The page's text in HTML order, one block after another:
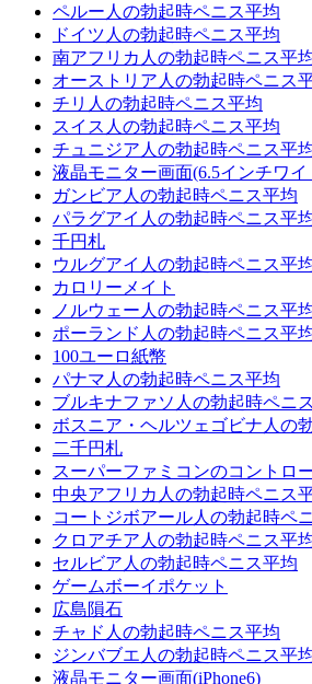
ペルー人の勃起時ペニス平均
ドイツ人の勃起時ペニス平均
南アフリカ人の勃起時ペニス平
オーストリア人の勃起時ペニス
チリ人の勃起時ペニス平均
スイス人の勃起時ペニス平均
チュニジア人の勃起時ペニス平
液晶モニター画面(6.5インチワイ
ガンビア人の勃起時ペニス平均
パラグアイ人の勃起時ペニス平
千円札
ウルグアイ人の勃起時ペニス平
カロリーメイト
ノルウェー人の勃起時ペニス平
ポーランド人の勃起時ペニス平
100ユーロ紙幣
パナマ人の勃起時ペニス平均
ブルキナファソ人の勃起時ペニ
ボスニア・ヘルツェゴビナ人の
二千円札
スーパーファミコンのコントロ
中央アフリカ人の勃起時ペニス
コー​​トジボアール人の勃起時ペ
クロアチア人の勃起時ペニス平
セルビア人の勃起時ペニス平均
ゲームボーイポケット
広島隕石
チャド人の勃起時ペニス平均
ジンバブエ人の勃起時ペニス平
液晶モニター画面(iPhone6)